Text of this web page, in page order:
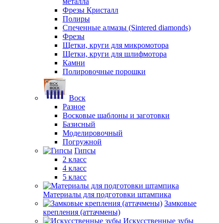
Фрезы Кристалл
Полиры
Спеченные алмазы (Sintered diamonds)
Фрезы
Щетки, круги для микромотора
Щетки, круги для шлифмотора
Камни
Полировочные порошки
Воск
Разное
Восковые шаблоны и заготовки
Базисный
Моделировочный
Погружной
Гипсы
2 класс
4 класс
5 класс
Материалы для подготовки штампика
Замковые
крепления (аттачмены)
Искусственные зубы